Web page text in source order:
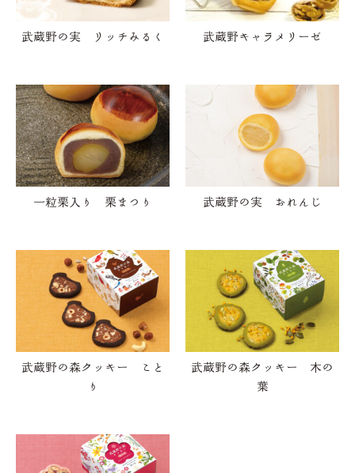
武蔵野の実 リッチみるく 武蔵野キャラメリーゼ
一粒栗入り 栗まつり 武蔵野の実 おれんじ
武蔵野の森クッキー こと
り
武蔵野の森クッキー 木の
葉